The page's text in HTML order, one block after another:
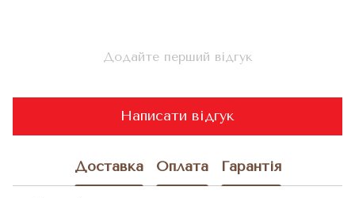
Додайте перший відгук
Написати відгук
Доставка Оплата Гарантія